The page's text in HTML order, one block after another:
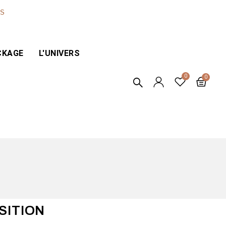
L'UNIVERS